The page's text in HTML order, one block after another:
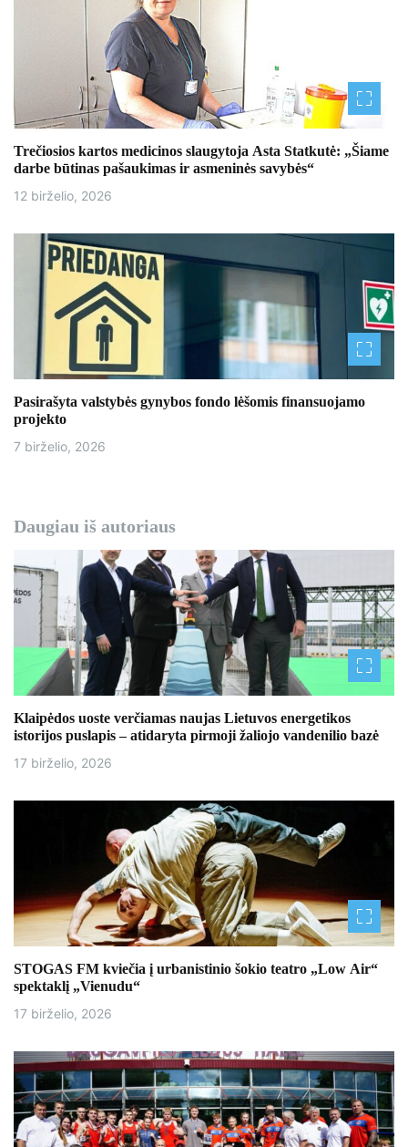
š
ų
Trečiosios kartos medicinos slaugytoja Asta Statkutė: „Šiame
darbe būtinas pašaukimas ir asmeninės savybės“
12 birželio, 2026
Pasirašyta valstybės gynybos fondo lėšomis finansuojamo
projekto
7 birželio, 2026
Daugiau iš autoriaus
Klaipėdos uoste verčiamas naujas Lietuvos energetikos
istorijos puslapis – atidaryta pirmoji žaliojo vandenilio bazė
17 birželio, 2026
STOGAS FM kviečia į urbanistinio šokio teatro „Low Air“
spektaklį „Vienudu“
17 birželio, 2026